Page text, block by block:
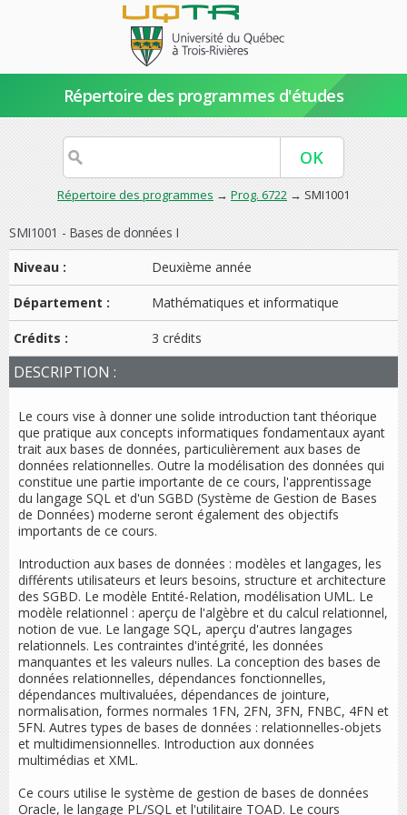
Répertoire des programmes d'études
Répertoire des programmes → Prog. 6722 → SMI1001
SMI1001 - Bases de données I
Niveau :
Deuxième année
Département : Mathématiques et informatique
Crédits : 3 crédits
DESCRIPTION :
Le cours vise à donner une solide introduction tant théorique
que pratique aux concepts informatiques fondamentaux ayant
trait aux bases de données, particulièrement aux bases de
données relationnelles. Outre la modélisation des données qui
constitue une partie importante de ce cours, l'apprentissage
du langage SQL et d'un SGBD (Système de Gestion de Bases
de Données) moderne seront également des objectifs
importants de ce cours.
Introduction aux bases de données : modèles et langages, les
différents utilisateurs et leurs besoins, structure et architecture
des SGBD. Le modèle Entité-Relation, modélisation UML. Le
modèle relationnel : aperçu de l'algèbre et du calcul relationnel,
notion de vue. Le langage SQL, aperçu d'autres langages
relationnels. Les contraintes d'intégrité, les données
manquantes et les valeurs nulles. La conception des bases de
données relationnelles, dépendances fonctionnelles,
dépendances multivaluées, dépendances de jointure,
normalisation, formes normales 1FN, 2FN, 3FN, FNBC, 4FN et
5FN. Autres types de bases de données : relationnelles-objets
et multidimensionnelles. Introduction aux données
multimédias et XML.
Ce cours utilise le système de gestion de bases de données
Oracle, le langage PL/SQL et l'utilitaire TOAD. Le cours